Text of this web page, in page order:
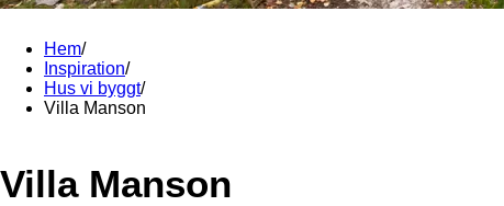
Hem/
Inspiration/
Hus vi byggt/
Villa Manson
Villa Manson